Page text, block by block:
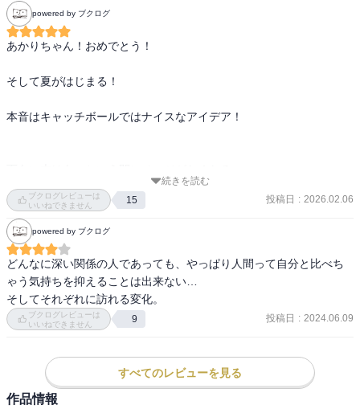
powered by ブクログ
あかりちゃん！おめでとう！
そして夏がはじまる！
本音はキャッチボールではナイスなアイデア！
さぁ、返事するのか次巻をまて！
ぜひ〜
続きを読む
ブクログレビューは
いいねできません
15 投稿日 : 2026.02.06
powered by ブクログ
どんなに深い関係の人であっても、やっぱり人間って自分と比べち
ゃう気持ちを抑えることは出来ない…
ブクログレビューは
いいねできません
9 投稿日 : 2024.06.09
すべてのレビューを見る
作品情報